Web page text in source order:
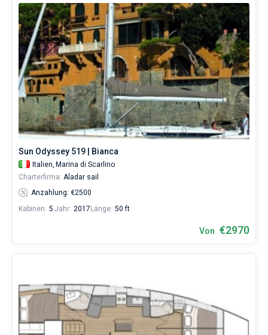
Sun Odyssey 519 | Bianca
Italien, Marina di Scarlino
Charterfirma: Aladar sail
Anzahlung: €2500
Kabinen: 5 Jahr: 2017 Länge: 50 ft
Von €2970